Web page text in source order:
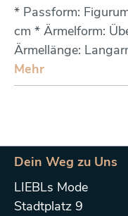
* Passform:
cm * Ärmelform:
Ärmellänge:
Mehr
Dein Weg zu Uns
LIEBLs Mode
Stadtplatz 9